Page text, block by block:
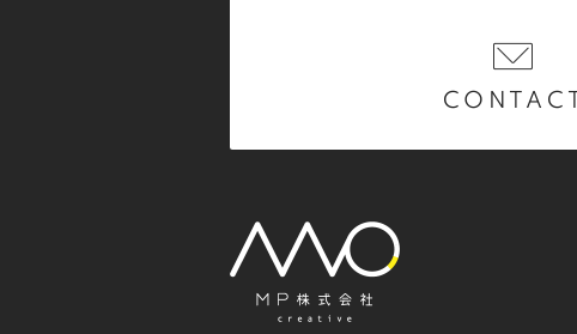
CONTACT